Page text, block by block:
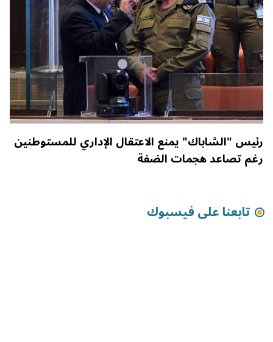
رئيس "الشاباك" يمنع الاعتقال الإداري للمستوطنين
رغم تصاعد هجمات الضفة
تابعنا على فيسبوك